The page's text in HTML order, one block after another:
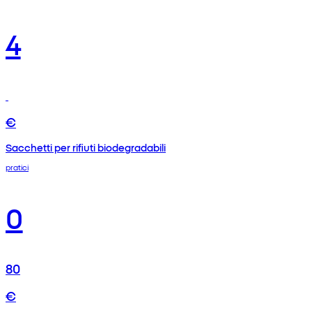
4
€
Sacchetti per rifiuti biodegradabili
pratici
0
80
€